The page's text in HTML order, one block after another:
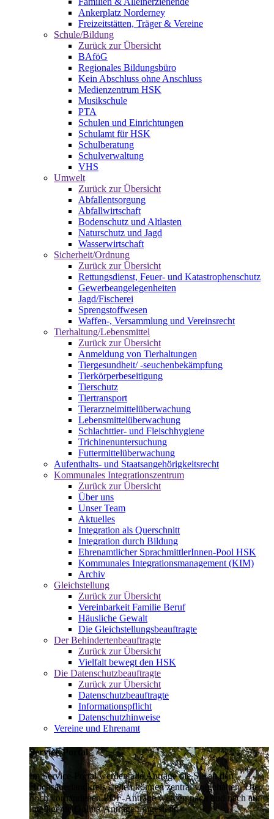
Ankerplatz Norderney
Freizeitstätten, Träger & Vereine
Schule/Bildung
Zurück zur Übersicht
BAföG
Regionales Bildungsbüro
Kein Abschluss ohne Anschluss
Medienzentrum HSK
Musikschule
PTA
Schulen und Einrichtungen
Schulamt für HSK
Schulberatung
Schulverwaltung
VHS
Umwelt
Zurück zur Übersicht
Abfallentsorgung
Abfallwirtschaft
Bodenschutz und Altlasten
Naturschutz und Jagd
Wasserwirtschaft
Sicherheit/Ordnung
Zurück zur Übersicht
Rettungsdienst, Feuer- und Katastrophenschutz
Gewerbeangelegenheiten
Jagd/Fischerei
Sprengstoffwesen
Waffen-, Versammlung und Vereinsrecht
Tierhaltung/Lebensmittel
Zurück zur Übersicht
Anmeldung von Tierhaltungen
Tiergesundheit/ -seuchenbekämpfung
Tierkörperbeseitigung
Tierschutz
Tiertransport
Tierarzneimittelüberwachung
Lebensmittelüberwachung
Schlachttier- und Fleischhygiene
Trichinenuntersuchung
Futtermittelüberwachung
Aufenthalts- und Staatsangehörigkeitsrecht
Kommunales Integrationszentrum
Zurück zur Übersicht
Über uns
Unser Team
Aktuelles
Integration als Querschnitt
Integration durch Bildung
Ehrenamtlicher SprachmittlerInnen-Pool HSK
Kommunales Integrationsmanagement (KIM)
Archiv
Gleichstellung
Zurück zur Übersicht
Vereinbarkeit Familie Beruf
Häusliche Gewalt
Die Gleichstellungsbeauftragte
Der Behindertenbeauftragte
Zurück zur Übersicht
Vielfalt bewegt den HSK
Die Datenschutzbeauftragte
Zurück zur Übersicht
Datenschutzbeauftragte
Informationspflicht
Datenschutzhinweise
Vereine und Ehrenamt
Service-Portal
Im Service-Portal werden alle Anträge die Sie an den
Hochsauerlandkreis stellen können zentral vorgehalten. Die
noch vorhandenen PDF-Anträge werden nach und nach auf
intelligente Online-Anträge umgestellt.